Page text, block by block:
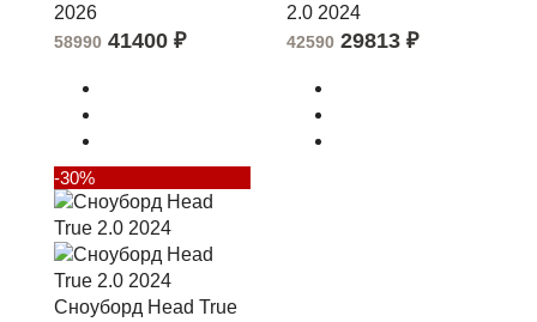
2026
58990 41400 ₽
2.0 2024
42590 29813 ₽
-30%
Сноуборд Head True